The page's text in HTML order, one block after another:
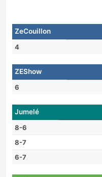
ZeCouillon
4
ZEShow
6
Jumelé
8-6
8-7
6-7